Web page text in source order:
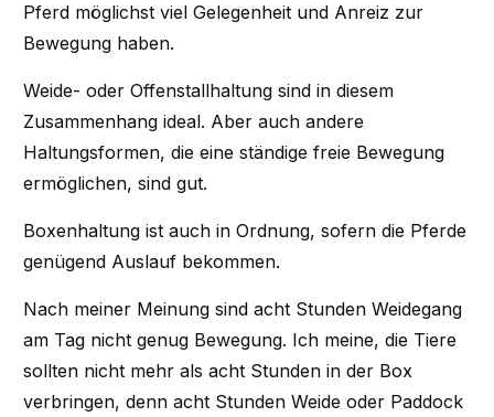
Pferd möglichst viel Gelegenheit und Anreiz zur
Bewegung haben.
Weide- oder Offenstallhaltung sind in diesem
Zusammenhang ideal. Aber auch andere
Haltungsformen, die eine ständige freie Bewegung
ermöglichen, sind gut.
Boxenhaltung ist auch in Ordnung, sofern die Pferde
genügend Auslauf bekommen.
Nach meiner Meinung sind acht Stunden Weidegang
am Tag nicht genug Bewegung. Ich meine, die Tiere
sollten nicht mehr als acht Stunden in der Box
verbringen, denn acht Stunden Weide oder Paddock